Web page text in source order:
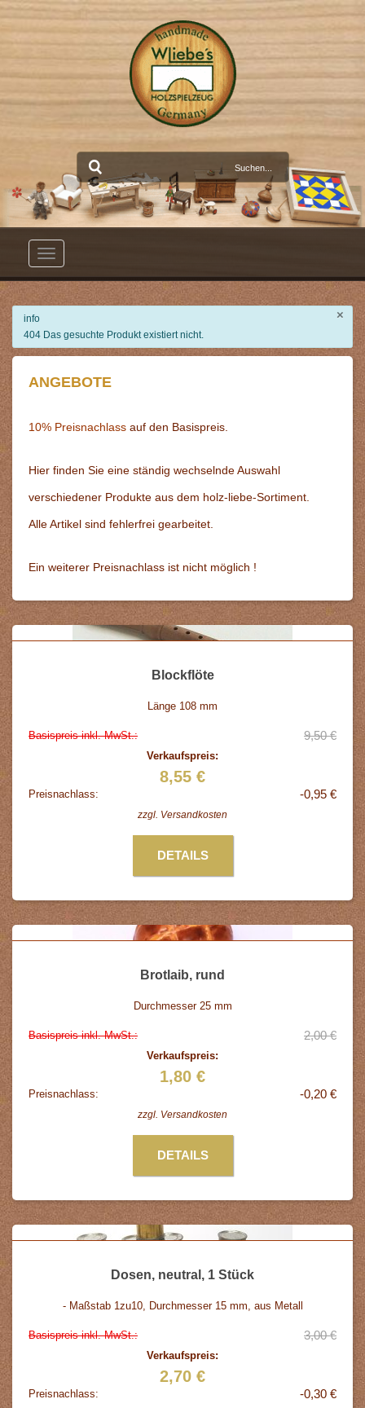
Toggle
×
info
404 Das gesuchte Produkt existiert nicht.
ANGEBOTE
10% Preisnachlass auf den Basispreis.
Hier finden Sie eine ständig wechselnde Auswahl
verschiedener Produkte aus dem holz-liebe-Sortiment.
Alle Artikel sind fehlerfrei gearbeitet.
Ein weiterer Preisnachlass ist nicht möglich !
Blockflöte
Länge 108 mm
Basispreis inkl. MwSt.: 9,50 €
Verkaufspreis:
8,55 €
Preisnachlass: -0,95 €
zzgl. Versandkosten
DETAILS
Brotlaib, rund
Durchmesser 25 mm
Basispreis inkl. MwSt.: 2,00 €
Verkaufspreis:
1,80 €
Preisnachlass: -0,20 €
zzgl. Versandkosten
DETAILS
Dosen, neutral, 1 Stück
- Maßstab 1zu10, Durchmesser 15 mm, aus Metall
Basispreis inkl. MwSt.: 3,00 €
Verkaufspreis:
2,70 €
Preisnachlass: -0,30 €